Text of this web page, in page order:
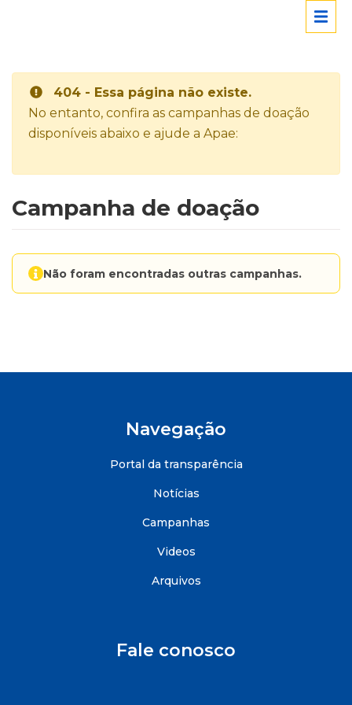
404 - Essa página não existe.
No entanto, confira as campanhas de doação
disponíveis abaixo e ajude a Apae:
Campanha de doação
Não foram encontradas outras campanhas.
Navegação
Portal da transparência
Notícias
Campanhas
Videos
Arquivos
Fale conosco